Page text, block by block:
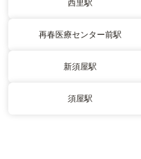
西里駅
再春医療センター前駅
新須屋駅
須屋駅